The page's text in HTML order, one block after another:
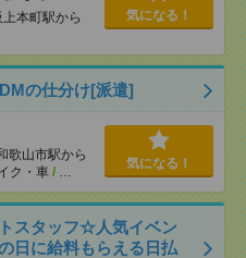
上本町駅から
気になる！
の仕分け[派遣]
歌山市駅から
ク・車 / …
気になる！
スタッフ☆人気イベン
日に給料もらえる日払